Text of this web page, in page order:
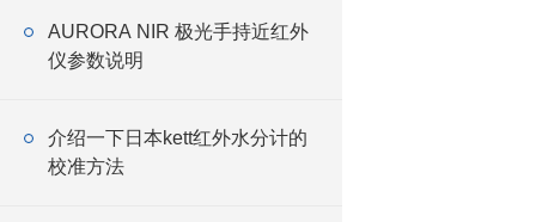
AURORA NIR 极光手持近红外
仪参数说明
介绍一下日本kett红外水分计的
校准方法